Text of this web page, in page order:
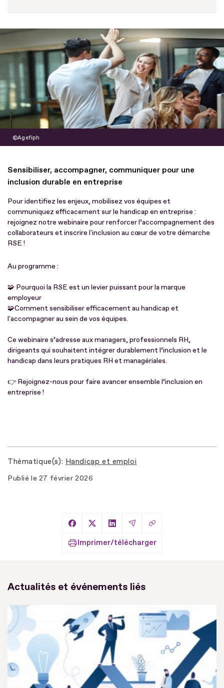
Agefiph
Sensibiliser, accompagner, communiquer pour une
inclusion durable en entreprise
Pour identifiez les enjeux, mobilisez vos équipes et
communiquez efficacement sur le handicap en entreprise :
rejoignez notre webinaire pour renforcer l’accompagnement des
collaborateurs et inscrire l'inclusion au cœur de votre démarche
RSE !
Au programme :
🧩 Pourquoi la RSE est un levier puissant pour la marque
employeur
🧩Comment sensibiliser efficacement au handicap et
l'accompagner au sein de vos équipes.
Ce webinaire s’adresse aux managers, professionnels RH,
dirigeants qui souhaitent intégrer durablement l’inclusion et le
handicap dans leurs pratiques RH et managériales.
👉 Rejoignez-nous pour faire avancer ensemble l’inclusion en
entreprise !
Thématique(s) Handicap et emploi
Publié le 27 février 2026
Partager sur Facebook
Partager sur X
Partager sur LinkedIn
Partager par Email
Copier le lien
Imprimer/télécharger
Actualités et événements liés